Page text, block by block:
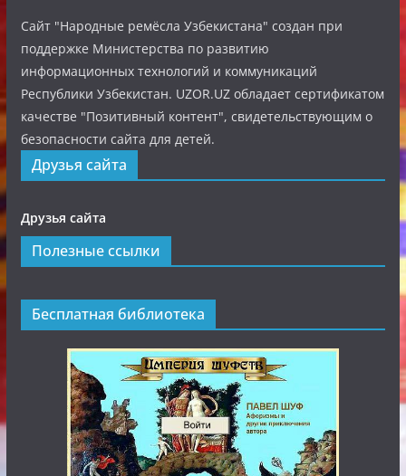
Сайт "Народные ремёсла Узбекистана" создан при
поддержке Министерства по развитию
информационных технологий и коммуникаций
Республики Узбекистан. UZOR.UZ обладает сертификатом
качестве "Позитивный контент", свидетельствующим о
безопасности сайта для детей.
Друзья сайта
Друзья сайта
Полезные ссылки
Бесплатная библиотека